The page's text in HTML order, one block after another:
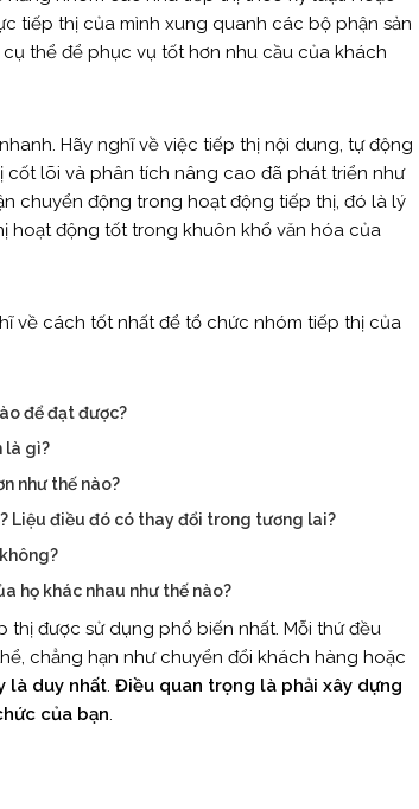
tiếp thị của mình xung quanh các bộ phận sản
thể để phục vụ tốt hơn nhu cầu của khách
Hãy nghĩ về việc tiếp thị nội dung, tự động
cốt lõi và phân tích nâng cao đã phát triển như
chuyển động trong hoạt động tiếp thị, đó là lý
hoạt động tốt trong khuôn khổ văn hóa của
về cách tốt nhất để tổ chức nhóm tiếp thị của
để đạt được?
là gì?
như thế nào?
Liệu điều đó có thay đổi trong tương lai?
họ khác nhau như thế nào?
được sử dụng phổ biến nhất. Mỗi thứ đều
chẳng hạn như chuyển đổi khách hàng hoặc
là duy nhất. Điều quan trọng là phải xây dựng
của bạn.